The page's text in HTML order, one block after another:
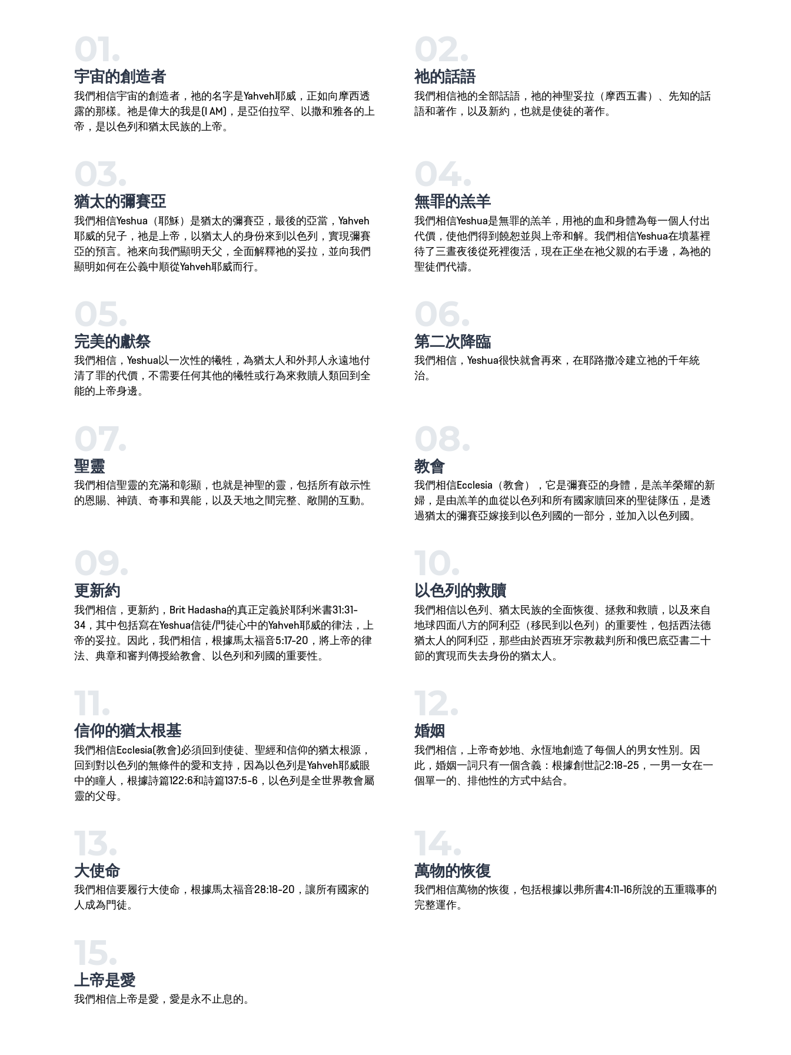
01.
宇宙的創造者
我們相信宇宙的創造者，祂的名字是Yahveh耶威，正如向摩西透
露的那樣。祂是偉大的我是(I AM)，是亞伯拉罕、以撒和雅各的上
帝，是以色列和猶太民族的上帝。
02.
祂的話語
我們相信祂的全部話語，祂的神聖妥拉（摩西五書）、先知的話
語和著作，以及新約，也就是使徒的著作。
03.
猶太的彌賽亞
我們相信Yeshua（耶穌）是猶太的彌賽亞，最後的亞當，Yahveh
耶威的兒子，祂是上帝，以猶太人的身份來到以色列，實現彌賽
亞的預言。祂來向我們顯明天父，全面解釋祂的妥拉，並向我們
顯明如何在公義中順從Yahveh耶威而行。
04.
無罪的羔羊
我們相信Yeshua是無罪的羔羊，用祂的血和身體為每一個人付出
代價，使他們得到饒恕並與上帝和解。我們相信Yeshua在墳墓裡
待了三晝夜後從死裡復活，現在正坐在祂父親的右手邊，為祂的
聖徒們代禱。
05.
完美的獻祭
我們相信，Yeshua以一次性的犧牲，為猶太人和外邦人永遠地付
清了罪的代價，不需要任何其他的犧牲或行為來救贖人類回到全
能的上帝身邊。
06.
第二次降臨
我們相信，Yeshua很快就會再來，在耶路撒冷建立祂的千年統
治。
07.
聖靈
我們相信聖靈的充滿和彰顯，也就是神聖的靈，包括所有啟示性
的恩賜、神蹟、奇事和異能，以及天地之間完整、敞開的互動。
08.
教會
我們相信Ecclesia（教會），它是彌賽亞的身體，是羔羊榮耀的新
婦，是由羔羊的血從以色列和所有國家贖回來的聖徒隊伍，是透
過猶太的彌賽亞嫁接到以色列國的一部分，並加入以色列國。
09.
更新約
我們相信，更新約，Brit Hadasha的真正定義於耶利米書31:31-
34，其中包括寫在Yeshua信徒/門徒心中的Yahveh耶威的律法，上
帝的妥拉。因此，我們相信，根據馬太福音5:17-20，將上帝的律
法、典章和審判傳授給教會、以色列和列國的重要性。
10.
以色列的救贖
我們相信以色列、猶太民族的全面恢復、拯救和救贖，以及來自
地球四面八方的阿利亞（移民到以色列）的重要性，包括西法德
猶太人的阿利亞，那些由於西班牙宗教裁判所和俄巴底亞書二十
節的實現而失去身份的猶太人。
11.
信仰的猶太根基
我們相信Ecclesia(教會)必須回到使徒、聖經和信仰的猶太根源，
回到對以色列的無條件的愛和支持，因為以色列是Yahveh耶威眼
中的瞳人，根據詩篇122:6和詩篇137:5-6，以色列是全世界教會屬
靈的父母。
12.
婚姻
我們相信，上帝奇妙地、永恆地創造了每個人的男女性別。因
此，婚姻一詞只有一個含義：根據創世記2:18-25，一男一女在一
個單一的、排他性的方式中結合。
13.
大使命
我們相信要履行大使命，根據馬太福音28:18-20，讓所有國家的
人成為門徒。
14.
萬物的恢復
我們相信萬物的恢復，包括根據以弗所書4:11-16所說的五重職事的
完整運作。
15.
上帝是愛
我們相信上帝是愛，愛是永不止息的。